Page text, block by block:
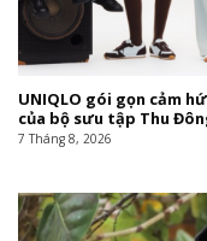
UNIQLO gói gọn cảm
của bộ sưu tập Thu
7 Tháng 8, 2026